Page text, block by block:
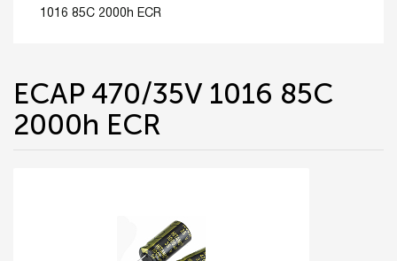
1016 85C 2000h EСR
ECAP 470/35V 1016 85C
2000h EСR